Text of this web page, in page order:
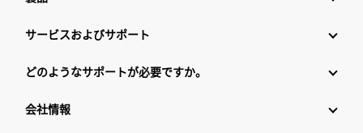
サービスおよびサポート
どのようなサポートが必要ですか。
会社情報